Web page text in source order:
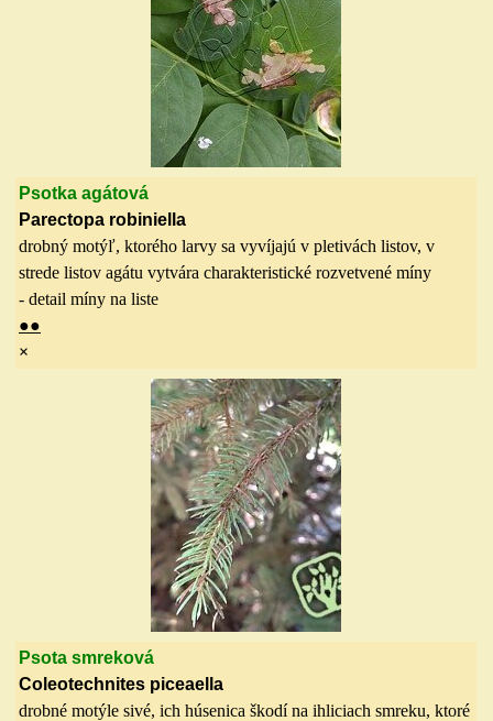
Psotka agátová
Parectopa robiniella
drobný motýľ, ktorého larvy sa vyvíjajú v pletivách listov, v
strede listov agátu vytvára charakteristické rozvetvené míny
- detail míny na liste
●●
×
Psota smreková
Coleotechnites piceaella
drobné motýle sivé, ich húsenica škodí na ihliciach smreku, ktoré